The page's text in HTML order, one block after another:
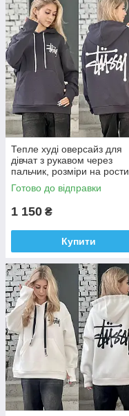
Тепле худі оверсайз для
дівчат з рукавом через
пальчик, розміри на рости
134 - 160 см
Готово до відправки
1 150 ₴
Купити